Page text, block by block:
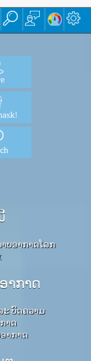
ບອາກາດໂລກ
າກາດ
ະ ບົດຄວາມ
າດ
າກາດ